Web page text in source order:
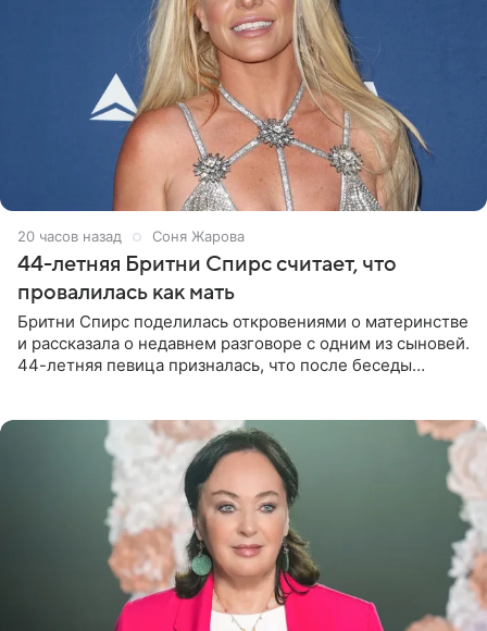
20 часов назад Соня Жарова
44-летняя Бритни Спирс считает, что
провалилась как мать
Бритни Спирс поделилась откровениями о материнстве
и рассказала о недавнем разговоре с одним из сыновей.
44-летняя певица призналась, что после беседы